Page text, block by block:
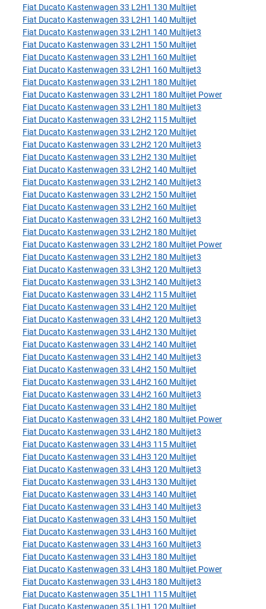
Fiat Ducato Kastenwagen 33 L2H1 130 Multijet
Fiat Ducato Kastenwagen 33 L2H1 140 Multijet
Fiat Ducato Kastenwagen 33 L2H1 140 Multijet3
Fiat Ducato Kastenwagen 33 L2H1 150 Multijet
Fiat Ducato Kastenwagen 33 L2H1 160 Multijet
Fiat Ducato Kastenwagen 33 L2H1 160 Multijet3
Fiat Ducato Kastenwagen 33 L2H1 180 Multijet
Fiat Ducato Kastenwagen 33 L2H1 180 Multijet Power
Fiat Ducato Kastenwagen 33 L2H1 180 Multijet3
Fiat Ducato Kastenwagen 33 L2H2 115 Multijet
Fiat Ducato Kastenwagen 33 L2H2 120 Multijet
Fiat Ducato Kastenwagen 33 L2H2 120 Multijet3
Fiat Ducato Kastenwagen 33 L2H2 130 Multijet
Fiat Ducato Kastenwagen 33 L2H2 140 Multijet
Fiat Ducato Kastenwagen 33 L2H2 140 Multijet3
Fiat Ducato Kastenwagen 33 L2H2 150 Multijet
Fiat Ducato Kastenwagen 33 L2H2 160 Multijet
Fiat Ducato Kastenwagen 33 L2H2 160 Multijet3
Fiat Ducato Kastenwagen 33 L2H2 180 Multijet
Fiat Ducato Kastenwagen 33 L2H2 180 Multijet Power
Fiat Ducato Kastenwagen 33 L2H2 180 Multijet3
Fiat Ducato Kastenwagen 33 L3H2 120 Multijet3
Fiat Ducato Kastenwagen 33 L3H2 140 Multijet3
Fiat Ducato Kastenwagen 33 L4H2 115 Multijet
Fiat Ducato Kastenwagen 33 L4H2 120 Multijet
Fiat Ducato Kastenwagen 33 L4H2 120 Multijet3
Fiat Ducato Kastenwagen 33 L4H2 130 Multijet
Fiat Ducato Kastenwagen 33 L4H2 140 Multijet
Fiat Ducato Kastenwagen 33 L4H2 140 Multijet3
Fiat Ducato Kastenwagen 33 L4H2 150 Multijet
Fiat Ducato Kastenwagen 33 L4H2 160 Multijet
Fiat Ducato Kastenwagen 33 L4H2 160 Multijet3
Fiat Ducato Kastenwagen 33 L4H2 180 Multijet
Fiat Ducato Kastenwagen 33 L4H2 180 Multijet Power
Fiat Ducato Kastenwagen 33 L4H2 180 Multijet3
Fiat Ducato Kastenwagen 33 L4H3 115 Multijet
Fiat Ducato Kastenwagen 33 L4H3 120 Multijet
Fiat Ducato Kastenwagen 33 L4H3 120 Multijet3
Fiat Ducato Kastenwagen 33 L4H3 130 Multijet
Fiat Ducato Kastenwagen 33 L4H3 140 Multijet
Fiat Ducato Kastenwagen 33 L4H3 140 Multijet3
Fiat Ducato Kastenwagen 33 L4H3 150 Multijet
Fiat Ducato Kastenwagen 33 L4H3 160 Multijet
Fiat Ducato Kastenwagen 33 L4H3 160 Multijet3
Fiat Ducato Kastenwagen 33 L4H3 180 Multijet
Fiat Ducato Kastenwagen 33 L4H3 180 Multijet Power
Fiat Ducato Kastenwagen 33 L4H3 180 Multijet3
Fiat Ducato Kastenwagen 35 L1H1 115 Multijet
Fiat Ducato Kastenwagen 35 L1H1 120 Multijet